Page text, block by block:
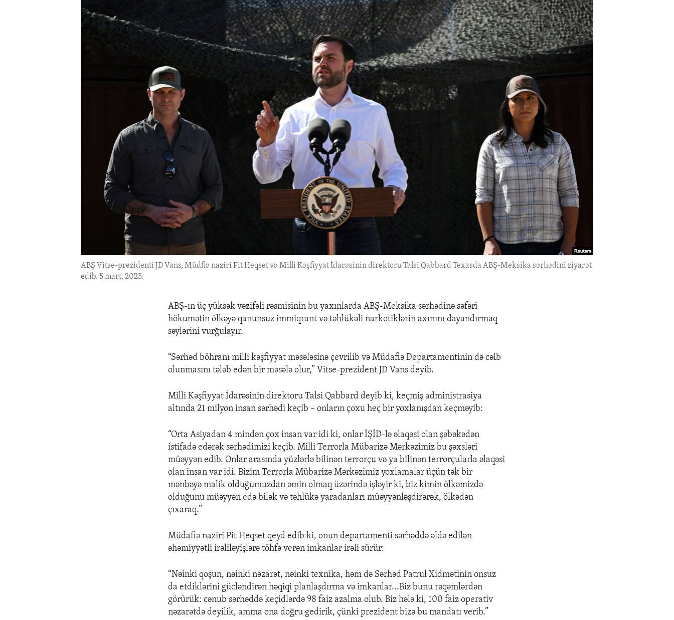
IDEALS AND INSTITUTIONS
ABŞ Vitse-prezidenti JD Vans, Müdfiə naziri Pit Heqset və Milli Kəşfiyyat İdarəsinin direktoru Talsi Qabbard Texasda ABŞ-Meksika sərhədini ziyarət
edib. 5 mart, 2025.
ABŞ-ın üç yüksək vəzifəli rəsmisinin bu yaxınlarda ABŞ-Meksika sərhədinə səfəri
hökumətin ölkəyə qanunsuz immiqrant və təhlükəli narkotiklərin axınını dayandırmaq
səylərini vurğulayır.
“Sərhəd böhranı milli kəşfiyyat məsələsinə çevrilib və Müdafiə Departamentinin də cəlb
olunmasını tələb edən bir məsələ olur,” Vitse-prezident JD Vans deyib.
Milli Kəşfiyyat İdarəsinin direktoru Talsi Qabbard deyib ki, keçmiş administrasiya
altında 21 milyon insan sərhədi keçib – onların çoxu heç bir yoxlanışdan keçməyib:
“Orta Asiyadan 4 mindən çox insan var idi ki, onlar İŞİD-lə əlaqəsi olan şəbəkədən
istifadə edərək sərhədimizi keçib. Milli Terrorla Mübarizə Mərkəzimiz bu şəxsləri
müəyyən edib. Onlar arasında yüzlərlə bilinən terrorçu və ya bilinən terrorçularla əlaqəsi
olan insan var idi. Bizim Terrorla Mübarizə Mərkəzimiz yoxlamalar üçün tək bir
mənbəyə malik olduğumuzdan əmin olmaq üzərində işləyir ki, biz kimin ölkəmizdə
olduğunu müəyyən edə bilək və təhlükə yaradanları müəyyənləşdirərək, ölkədən
çıxaraq.”
Müdafiə naziri Pit Heqset qeyd edib ki, onun departamenti sərhəddə əldə edilən
əhəmiyyətli irəliləyişlərə töhfə verən imkanlar irəli sürür:
“Nəinki qoşun, nəinki nəzarət, nəinki texnika, həm də Sərhəd Patrul Xidmətinin onsuz
da etdiklərini gücləndirən həqiqi planlaşdırma və imkanlar...Biz bunu rəqəmlərdən
görürük: cənub sərhəddə keçidlərdə 98 faiz azalma olub. Biz hələ ki, 100 faiz operativ
nəzarətdə deyilik, amma ona doğru gedirik, çünki prezident bizə bu mandatı verib.”